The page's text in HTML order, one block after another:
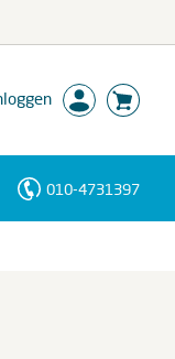
010-4731397